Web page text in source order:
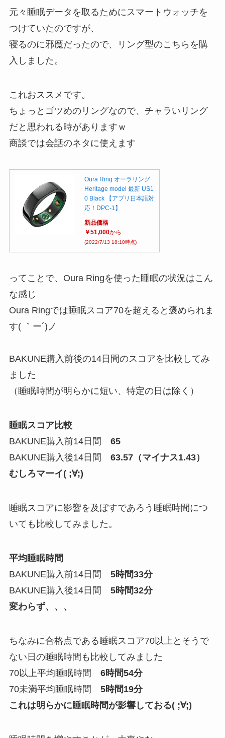
元々睡眠データを取るためにスマートウォッチを
つけていたのですが、
寝るのに邪魔だったので、リング型のこちらを購
入しました。
これおススメです。
ちょっとゴツめのリングなので、チャラいリング
だと思われる時がありますｗ
商談では会話のネタに使えます
Oura Ring オーラリング
Heritage model 最新 US1
0 Black 【アプリ日本語対
応！DPC-1】
新品価格
￥51,000から
(2022/7/13 18:10時点)
ってことで、Oura Ringを使った睡眠の状況はこん
な感じ
Oura Ringでは睡眠スコア70を超えると褒められま
す( ｀ー´)ノ
BAKUNE購入前後の14日間のスコアを比較してみ
ました
（睡眠時間が明らかに短い、特定の日は除く）
睡眠スコア比較
BAKUNE購入前14日間 65
BAKUNE購入後14日間 63.57（マイナス1.43）
むしろマーイ( ;∀;)
睡眠スコアに影響を及ぼすであろう睡眠時間につ
いても比較してみました。
平均睡眠時間
BAKUNE購入前14日間 5時間33分
BAKUNE購入後14日間 5時間32分
変わらず、、、
ちなみに合格点である睡眠スコア70以上とそうで
ない日の睡眠時間も比較してみました
70以上平均睡眠時間 6時間54分
70未満平均睡眠時間 5時間19分
これは明らかに睡眠時間が影響しておる( ;∀;)